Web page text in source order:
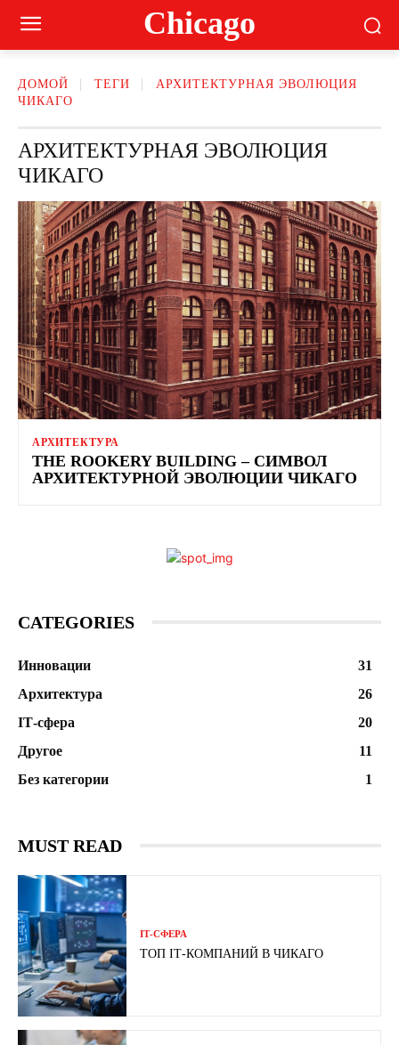
Сhicago
ДОМОЙ ТЕГИ
АРХИТЕКТУРНАЯ ЭВОЛЮЦИЯ
ЧИКАГО
АРХИТЕКТУРНАЯ ЭВОЛЮЦИЯ
ЧИКАГО
АРХИТЕКТУРА
THE ROOKERY BUILDING – СИМВОЛ
АРХИТЕКТУРНОЙ ЭВОЛЮЦИИ ЧИКАГО
CATEGORIES
Инновации
31
Архитектура
26
ІТ-сфера
20
Другое
11
Без категории
1
MUST READ
ІТ-СФЕРА
ТОП ІТ-КОМПАНИЙ В ЧИКАГО